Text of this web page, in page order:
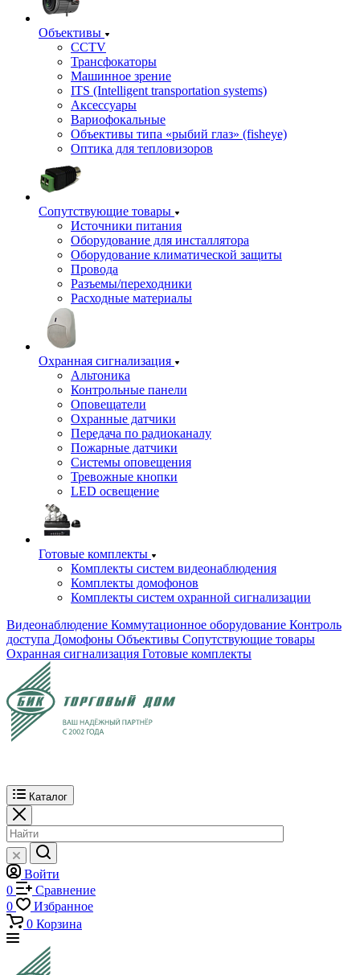
Объективы
CCTV
Трансфокаторы
Машинное зрение
ITS (Intelligent transportation systems)
Аксессуары
Вариофокальные
Объективы типа «рыбий глаз» (fisheye)
Оптика для тепловизоров
Сопутствующие товары
Источники питания
Оборудование для инсталлятора
Оборудование климатической защиты
Провода
Разъемы/переходники
Расходные материалы
Охранная сигнализация
Альтоника
Контрольные панели
Оповещатели
Охранные датчики
Передача по радиоканалу
Пожарные датчики
Системы оповещения
Тревожные кнопки
LED освещение
Готовые комплекты
Комплекты систем видеонаблюдения
Комплекты домофонов
Комплекты систем охранной сигнализации
Видеонаблюдение Коммутационное оборудование Контроль
доступа Домофоны Объективы Сопутствующие товары
Охранная сигнализация Готовые комплекты
Каталог
Войти
0
Сравнение
0
Избранное
0 Корзина